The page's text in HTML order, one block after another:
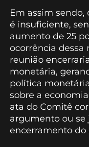
Em assim sendo,
é insuficiente,
aumento de 25
ocorrência dessa
reunião
monetária,
política
sobre a
ata do Comitê
argumento ou se
encerramento do